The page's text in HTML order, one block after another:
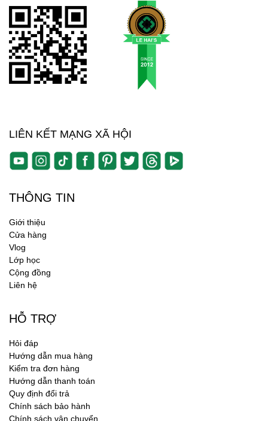
LIÊN KẾT MẠNG XÃ HỘI
THÔNG TIN
Giới thiệu
Cửa hàng
Vlog
Lớp học
Cộng đồng
Liên hệ
HỖ TRỢ
Hỏi đáp
Hướng dẫn mua hàng
Kiểm tra đơn hàng
Hướng dẫn thanh toán
Quy định đổi trả
Chính sách bảo hành
Chính sách vận chuyển